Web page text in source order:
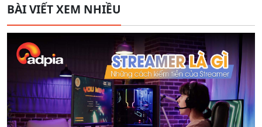
BÀI VIẾT XEM NHIỀU